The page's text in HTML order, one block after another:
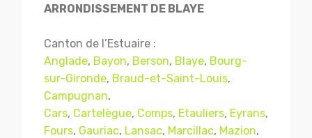
ARRONDISSEMENT DE BLAYE
Canton de l’Estuaire :
Anglade, Bayon, Berson, Blaye, Bourg-
sur-Gironde, Braud-et-Saint-Louis,
Campugnan,
Cars, Cartelègue, Comps, Etauliers, Eyrans,
Fours, Gauriac, Lansac, Marcillac, Mazion,